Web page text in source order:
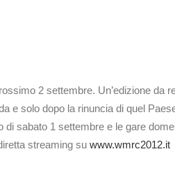
2 settembre. Un’edizione da
e solo dopo la rinuncia di quel
sabato 1 settembre e le gare
streaming su www.wmrc2012.it